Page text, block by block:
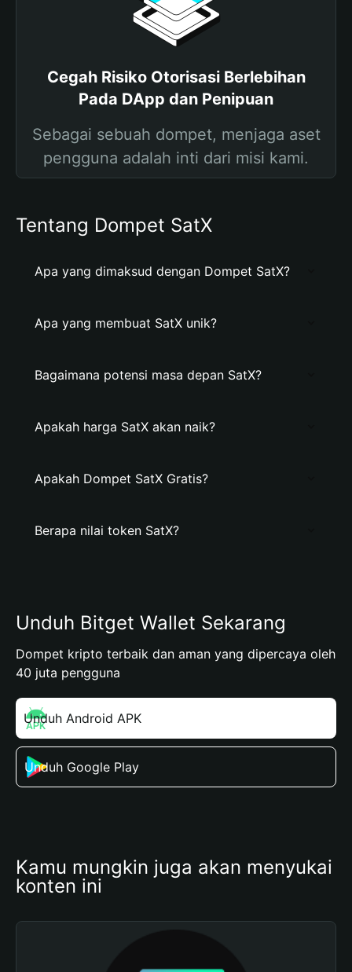
Cegah Risiko Otorisasi Berlebihan
Pada DApp dan Penipuan
Sebagai sebuah dompet, menjaga aset
pengguna adalah inti dari misi kami.
Tentang Dompet SatX
Apa yang dimaksud dengan Dompet SatX?
Apa yang membuat SatX unik?
Bagaimana potensi masa depan SatX?
Apakah harga SatX akan naik?
Apakah Dompet SatX Gratis?
Berapa nilai token SatX?
Unduh Bitget Wallet Sekarang
Dompet kripto terbaik dan aman yang dipercaya oleh
40 juta pengguna
Unduh Android APK
Unduh Google Play
Kamu mungkin juga akan menyukai
konten ini